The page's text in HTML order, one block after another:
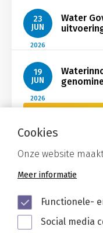
23
JUN
2026
Water
19
JUN
2026
Cookies
Onze website
Meer informatie
Functionele-
Social media